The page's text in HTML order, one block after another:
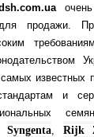
продажи.
известных
и
Syngenta, Rijk